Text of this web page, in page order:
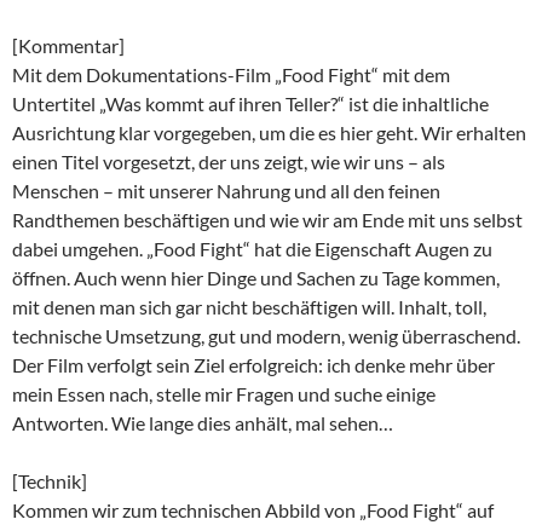
[Kommentar]
Mit dem Dokumentations-Film „Food Fight“ mit dem
Untertitel „Was kommt auf ihren Teller?“ ist die inhaltliche
Ausrichtung klar vorgegeben, um die es hier geht. Wir erhalten
einen Titel vorgesetzt, der uns zeigt, wie wir uns – als
Menschen – mit unserer Nahrung und all den feinen
Randthemen beschäftigen und wie wir am Ende mit uns selbst
dabei umgehen. „Food Fight“ hat die Eigenschaft Augen zu
öffnen. Auch wenn hier Dinge und Sachen zu Tage kommen,
mit denen man sich gar nicht beschäftigen will. Inhalt, toll,
technische Umsetzung, gut und modern, wenig überraschend.
Der Film verfolgt sein Ziel erfolgreich: ich denke mehr über
mein Essen nach, stelle mir Fragen und suche einige
Antworten. Wie lange dies anhält, mal sehen…
[Technik]
Kommen wir zum technischen Abbild von „Food Fight“ auf